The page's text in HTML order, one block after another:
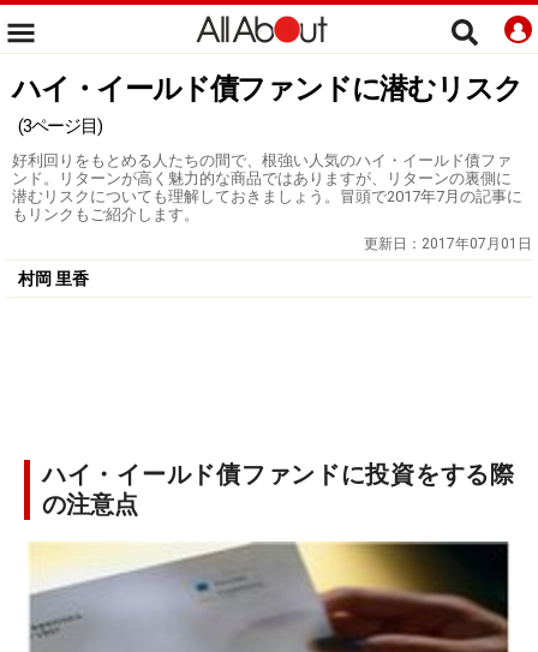
ハイ・イールド債ファンドに潜むリスク
(3ページ目)
好利回りをもとめる人たちの間で、根強い人気のハイ・イールド債ファ
ンド。リターンが高く魅力的な商品ではありますが、リターンの裏側に
潜むリスクについても理解しておきましょう。冒頭で2017年7月の記事に
もリンクもご紹介します。
更新日： 2017年07月01日
村岡 里香
ハイ・イールド債ファンドに投資をする際
の注意点